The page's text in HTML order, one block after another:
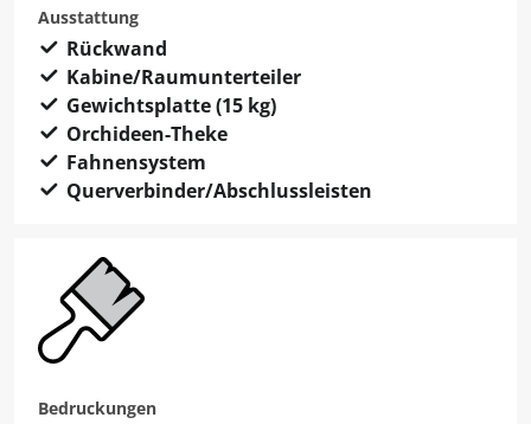
Ausstattung
Rückwand
Kabine/Raumunterteiler
Gewichtsplatte (15 kg)
Orchideen-Theke
Fahnensystem
Querverbinder/Abschlussleisten
Bedruckungen